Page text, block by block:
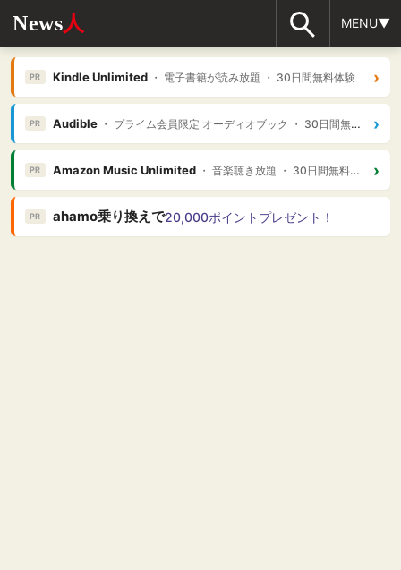
News人 MENU▼
PR Kindle Unlimited・ 電子書籍が読み放題 ・ 30日間無料体験 ›
PR Audible・ プライム会員限定 オーディオブック ・ 30日間無料体験 ›
PR Amazon Music Unlimited・ 音楽聴き放題 ・ 30日間無料体験 ›
PR ahamo乗り換えで20,000ポイントプレゼント！